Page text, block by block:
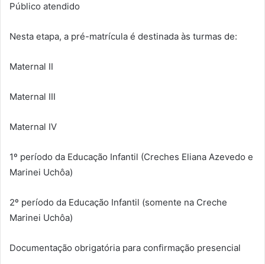
Público atendido
Nesta etapa, a pré-matrícula é destinada às turmas de:
Maternal II
Maternal III
Maternal IV
1º período da Educação Infantil (Creches Eliana Azevedo e
Marinei Uchôa)
2º período da Educação Infantil (somente na Creche
Marinei Uchôa)
Documentação obrigatória para confirmação presencial